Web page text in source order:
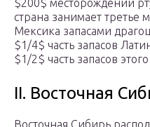
$200$ месторождений
страна занимает третье
Мексика запасами
$1/4$ часть запасов
$1/2$ часть запасов
II. Восточная
Восточная Сибирь